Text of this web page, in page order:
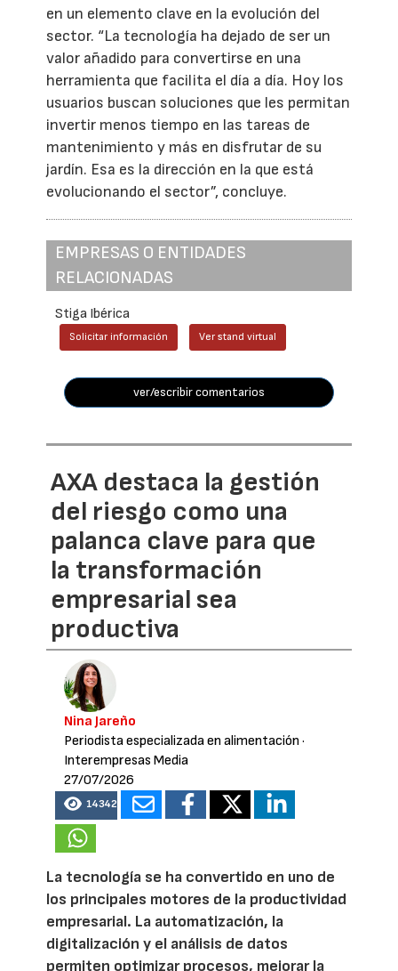
en un elemento clave en la evolución del
sector. “La tecnología ha dejado de ser un
valor añadido para convertirse en una
herramienta que facilita el día a día. Hoy los
usuarios buscan soluciones que les permitan
invertir menos tiempo en las tareas de
mantenimiento y más en disfrutar de su
jardín. Esa es la dirección en la que está
evolucionando el sector”, concluye.
EMPRESAS O ENTIDADES
RELACIONADAS
Stiga Ibérica
Solicitar información Ver stand virtual
ver/escribir comentarios
AXA destaca la gestión
del riesgo como una
palanca clave para que
la transformación
empresarial sea
productiva
Nina Jareño
Periodista especializada en alimentación ·
Interempresas Media
27/07/2026
14342
La tecnología se ha convertido en uno de
los principales motores de la productividad
empresarial. La automatización, la
digitalización y el análisis de datos
permiten optimizar procesos, mejorar la